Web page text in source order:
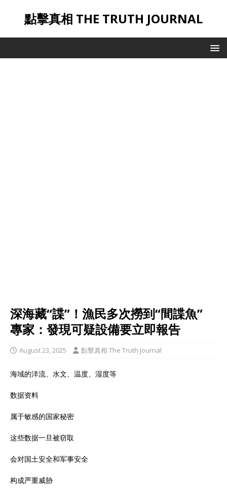
點擊真相 THE TRUTH JOURNAL
深海藏“諜”！漁民多次撈到“間諜魚”
專家：發現可疑設備要立即報告
August 23, 2025 點擊真相 The Truth Journal
海域的洋流、水文、温度、湿度等
数据资料
属于敏感的国家秘密
这些数据一旦被窃取
会对国土安全和军事安全
构成严重威胁